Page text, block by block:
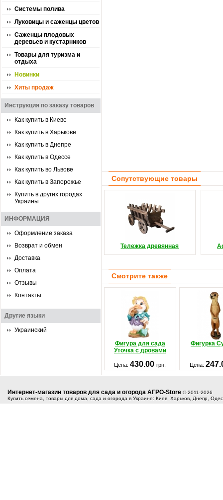
Системы полива
Луковицы и саженцы цветов
Саженцы плодовых
деревьев и кустарников
Товары для туризма и
отдыха
Новинки
Хиты продаж
Инструкция по заказу товаров
Как купить в Киеве
Как купить в Харькове
Как купить в Днепре
Как купить в Одессе
Как купить во Львове
Как купить в Запорожье
Купить в других городах
Украины
ИНФОРМАЦИЯ
Оформление заказа
Возврат и обмен
Доставка
Оплата
Отзывы
Контакты
Другие языки
Украинский
Сопутствующие товары
Тележка древянная
Смотрите также
Фигура для сада
Уточка с дровами
Фигурка
Цена:430.00грн. Цена:
Интернет-магазин товаров для сада и огорода АГРО-Store © 2011-2026
Купить семена, товары для дома, сада и огорода в Украине: Киев, Харьков, Днепр,